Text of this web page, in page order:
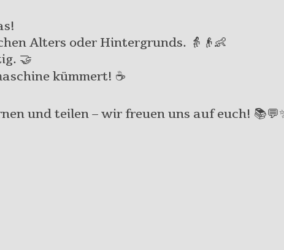
Alters oder Hintergrunds. 👵👴👶
🤝
kümmert! ☕
und teilen – wir freuen uns auf euch!